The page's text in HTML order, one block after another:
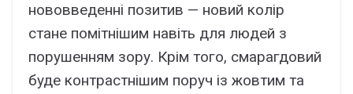
нововведенні позитив — новий колір
стане помітнішим навіть для людей з
порушенням зору. Крім того, смарагдовий
буде контрастнішим поруч із жовтим та